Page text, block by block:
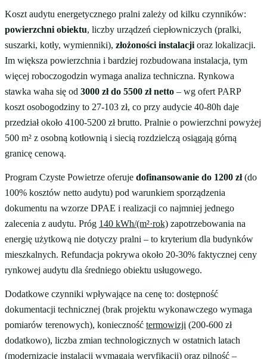
Koszt audytu energetycznego pralni zależy od kilku czynników:
powierzchni obiektu, liczby urządzeń ciepłowniczych (pralki,
suszarki, kotły, wymienniki), złożoności instalacji oraz lokalizacji.
Im większa powierzchnia i bardziej rozbudowana instalacja, tym
więcej roboczogodzin wymaga analiza techniczna. Rynkowa
stawka waha się od 3000 zł do 5500 zł netto – wg ofert PARP
koszt osobogodziny to 27-103 zł, co przy audycie 40-80h daje
przedział około 4100-5200 zł brutto. Pralnie o powierzchni powyżej
500 m² z osobną kotłownią i siecią rozdzielczą osiągają górną
granicę cenową.
Program Czyste Powietrze oferuje dofinansowanie do 1200 zł(do
100% kosztów netto audytu) pod warunkiem sporządzenia
dokumentu na wzorze DPAE i realizacji co najmniej jednego
zalecenia z audytu. Próg 140 kWh/(m²·rok) zapotrzebowania na
energię użytkową nie dotyczy pralni – to kryterium dla budynków
mieszkalnych. Refundacja pokrywa około 20-30% faktycznej ceny
rynkowej audytu dla średniego obiektu usługowego.
Dodatkowe czynniki wpływające na cenę to: dostępność
dokumentacji technicznej (brak projektu wykonawczego wymaga
pomiarów terenowych), konieczność termowizji (200-600 zł
dodatkowo), liczba zmian technologicznych w ostatnich latach
(modernizacje instalacji wymagają weryfikacji) oraz pilność –